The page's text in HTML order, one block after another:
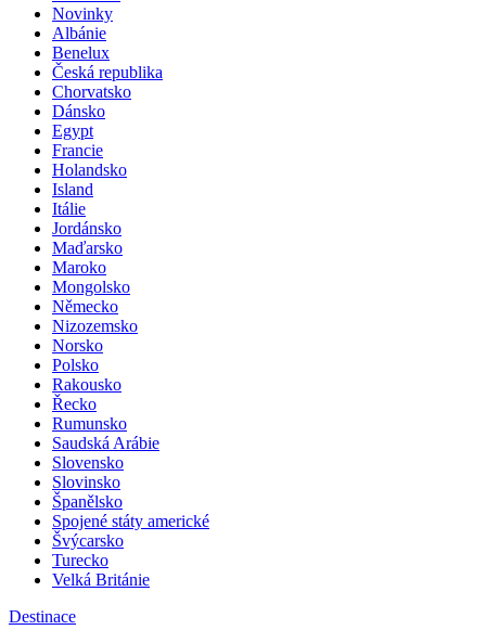
Novinky
Albánie
Benelux
Česká republika
Chorvatsko
Dánsko
Egypt
Francie
Holandsko
Island
Itálie
Jordánsko
Maďarsko
Maroko
Mongolsko
Německo
Nizozemsko
Norsko
Polsko
Rakousko
Řecko
Rumunsko
Saudská Arábie
Slovensko
Slovinsko
Španělsko
Spojené státy americké
Švýcarsko
Turecko
Velká Británie
Destinace